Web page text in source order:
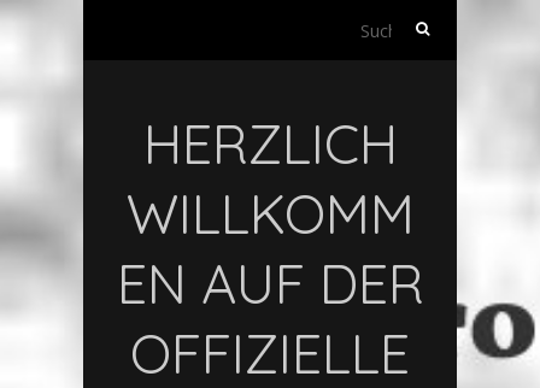
a
h
:
HERZLICH
WILLKOMM
EN AUF DER
OFFIZIELLE